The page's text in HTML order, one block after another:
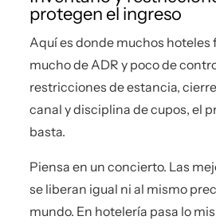
protegen el ingreso
Aquí es donde muchos hoteles
mucho de ADR y poco de
restricciones de estancia,
canal y disciplina de cupos, el
basta.
Piensa en un concierto. Las
se liberan igual ni al mismo
mundo. En hotelería pasa lo